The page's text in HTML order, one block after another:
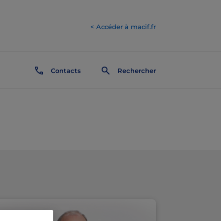
< Accéder à macif.fr
Contacts Rechercher